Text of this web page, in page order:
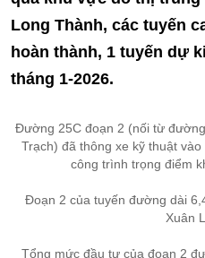
Long Thành, các tuyến
hoàn thành, 1 tuyến dự
tháng 1-2026.
Đường 25C đoạn 2 (nối từ
Trạch) đã thông xe kỹ thuật
công trình trọng điểm
Đoạn 2 của tuyến đường dài
Xuân
Tổng mức đầu tư của đoạn 2